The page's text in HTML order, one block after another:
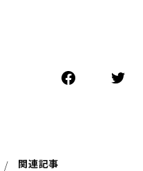
関連記事